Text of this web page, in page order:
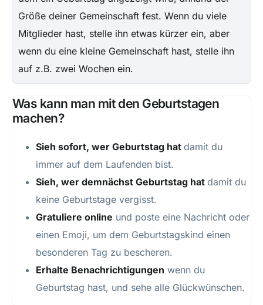
Größe deiner Gemeinschaft fest. Wenn du viele
Mitglieder hast, stelle ihn etwas kürzer ein, aber
wenn du eine kleine Gemeinschaft hast, stelle ihn
auf z.B. zwei Wochen ein.
Was kann man mit den Geburtstagen
machen?
Sieh sofort, wer Geburtstag hat damit du
immer auf dem Laufenden bist.
Sieh, wer demnächst Geburtstag hat damit du
keine Geburtstage vergisst.
Gratuliere online und poste eine Nachricht oder
einen Emoji, um dem Geburtstagskind einen
besonderen Tag zu bescheren.
Erhalte Benachrichtigungen wenn du
Geburtstag hast, und sehe alle Glückwünschen.